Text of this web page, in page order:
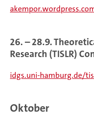
26. – 28.9.
Research (TISLR)
idgs.uni-hamburg.de/
Oktober